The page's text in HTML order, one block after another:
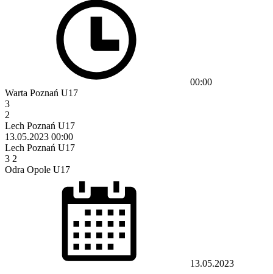
00:00
Warta Poznań U17
3
2
Lech Poznań U17
13.05.2023 00:00
Lech Poznań U17
3 2
Odra Opole U17
13.05.2023